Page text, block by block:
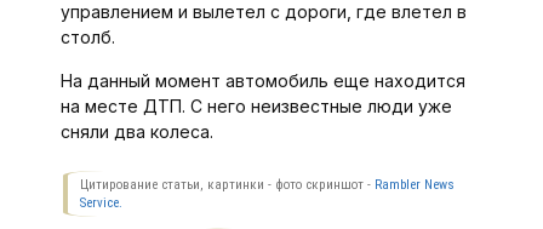
управлением и вылетел с дороги, где влетел в
столб.
На данный момент автомобиль еще находится
на месте ДТП. С него неизвестные люди уже
сняли два колеса.
Цитирование статьи, картинки - фото скриншот - Rambler News
Service.